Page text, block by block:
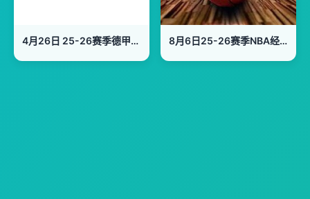
4月26日 25-26赛季德甲第31轮 汉堡VS霍芬海姆 8月6日25-26赛季NBA经典赛事 湖人VS太阳